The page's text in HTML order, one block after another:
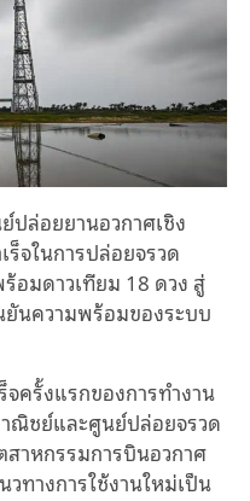
ปล่อยยานอวกาศเชิง
จในการปล่อยจรวด
อมดาวเทียม 18 ดวง สู่
นความพร้อมของระบบ
ครั้งแรกของการทำงาน
ณิชย์และศูนย์ปล่อยจรวด
าหกรรมการบินอวกาศ
ทางการใช้งานใหม่เป็น